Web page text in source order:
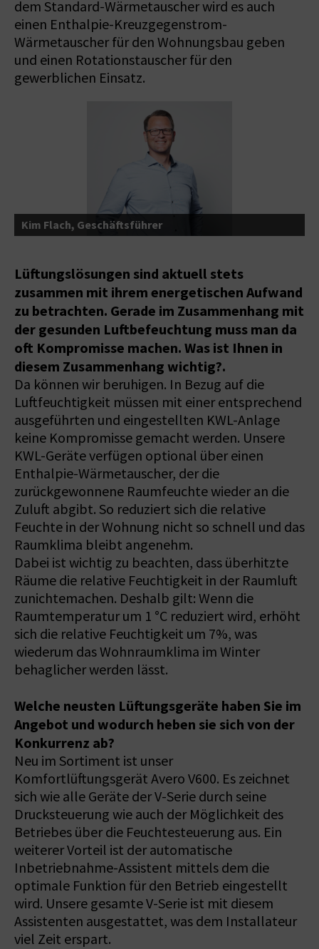
dem Standard-Wärmetauscher wird es auch
einen Enthalpie-Kreuzgegenstrom-
Wärmetauscher für den Wohnungsbau geben
und einen Rotationstauscher für den
gewerblichen Einsatz.
Kim Flach, Geschäftsführer
Lüftungslösungen sind aktuell stets
zusammen mit ihrem energetischen Aufwand
zu betrachten. Gerade im Zusammenhang mit
der gesunden Luftbefeuchtung muss man da
oft Kompromisse machen. Was ist Ihnen in
diesem Zusammenhang wichtig?.
Da können wir beruhigen. In Bezug auf die
Luftfeuchtigkeit müssen mit einer entsprechend
ausgeführten und eingestellten KWL-Anlage
keine Kompromisse gemacht werden. Unsere
KWL-Geräte verfügen optional über einen
Enthalpie-Wärmetauscher, der die
zurückgewonnene Raumfeuchte wieder an die
Zuluft abgibt. So reduziert sich die relative
Feuchte in der Wohnung nicht so schnell und das
Raumklima bleibt angenehm.
Dabei ist wichtig zu beachten, dass überhitzte
Räume die relative Feuchtigkeit in der Raumluft
zunichtemachen. Deshalb gilt: Wenn die
Raumtemperatur um 1 °C reduziert wird, erhöht
sich die relative Feuchtigkeit um 7%, was
wiederum das Wohnraumklima im Winter
behaglicher werden lässt.
Welche neusten Lüftungsgeräte haben Sie im
Angebot und wodurch heben sie sich von der
Konkurrenz ab?
Neu im Sortiment ist unser
Komfortlüftungsgerät Avero V600. Es zeichnet
sich wie alle Geräte der V-Serie durch seine
Drucksteuerung wie auch der Möglichkeit des
Betriebes über die Feuchtesteuerung aus. Ein
weiterer Vorteil ist der automatische
Inbetriebnahme-Assistent mittels dem die
optimale Funktion für den Betrieb eingestellt
wird. Unsere gesamte V-Serie ist mit diesem
Assistenten ausgestattet, was dem Installateur
viel Zeit erspart.